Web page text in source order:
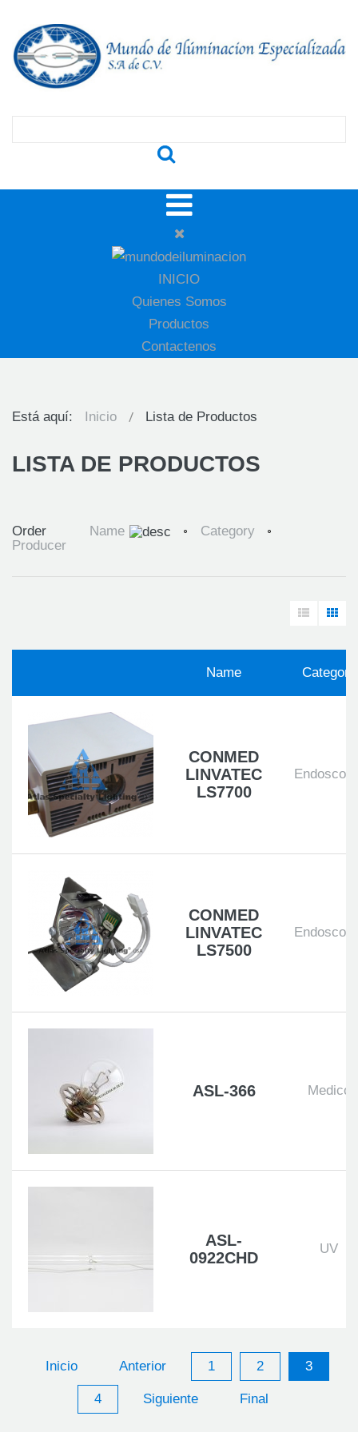
INICIO
Quienes Somos
Productos
Contactenos
Está aquí: Inicio Lista de Productos
LISTA DE PRODUCTOS
Order Name
Category
Producer
Name Category
CONMED
LINVATEC
LS7700
CONMED
LINVATEC
LS7500
ASL-366 Medico
ASL-
0922CHD
UV
Inicio Anterior 1 2 3
4 Siguiente Final